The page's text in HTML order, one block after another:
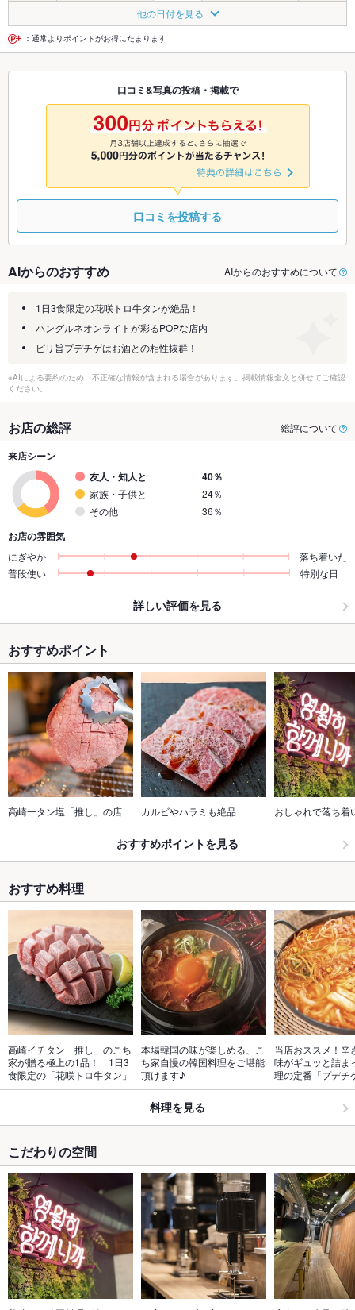
◎ 休
8/23
休
8/24
休
8/25
休 ◎ ◎
8/28 8/29 8/30
◎
8/31
□
9/1
◎
9/2 9/3
9/6
◎
9/7
□
9/8
◎
他の日付を見る
：通常よりポイントがお得にたまります
口コミ&写真の投稿・掲載で
口コミを投稿する
AIからのおすすめ AIからのおすすめについて
1日3食限定の花咲トロ牛タンが絶品！
ハングルネオンライトが彩るPOPな店内
ピリ旨プデチゲはお酒との相性抜群！
※AIによる要約のため、不正確な情報が含まれる場合があります。掲載情報全文と併せてご確認
ください。
お店の総評 総評について
来店シーン
友人・知人と
40％
家族・子供と
24％
その他
36％
お店の雰囲気
にぎやか
落ち着いた
普段使い
特別な日
詳しい評価を見る
おすすめポイント
高崎一タン塩「推し」の店 カルビやハラミも絶品 おしゃれで落ち着
おすすめポイントを見る
おすすめ料理
高崎イチタン「推し」のこち
家が贈る極上の1品！　1日3
食限定の「花咲トロ牛タン」
本場韓国の味が楽しめる、こ
ち家自慢の韓国料理をご堪能
頂けます♪
当店おススメ！辛
味がギュッと詰ま
理の定番「プデチ
料理を見る
こだわりの空間